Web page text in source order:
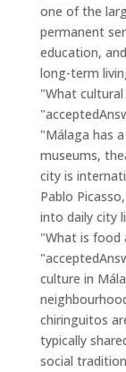
one of the
permanent
education,
long-term
"What
"Málaga has
museums,
city is
Pablo
into daily city
"What is food
culture in
chiringuitos
typically
social